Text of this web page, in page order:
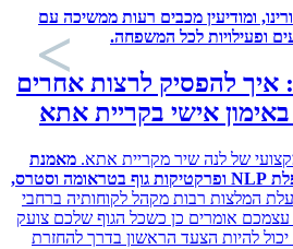
מכבים רעות ממשיכה עם
לכל המשפחה.
להפסיק לרצות אחרים
אישי בקריית אתא
לנה שיר מקריית אתא. מאמנת
אישית/קריירה מוסמכת, מטפלת NLP ופרקטיקות גוף בטראומה וסטרס,
רבות מקהל לקוחותיה ברחבי
כן כשכל הגוף שלכם צועק
הצעד הראשון בדרך להחזרת